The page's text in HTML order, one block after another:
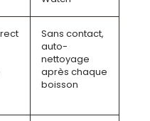
Sans contact,
auto-
nettoyage
après chaque
boisson